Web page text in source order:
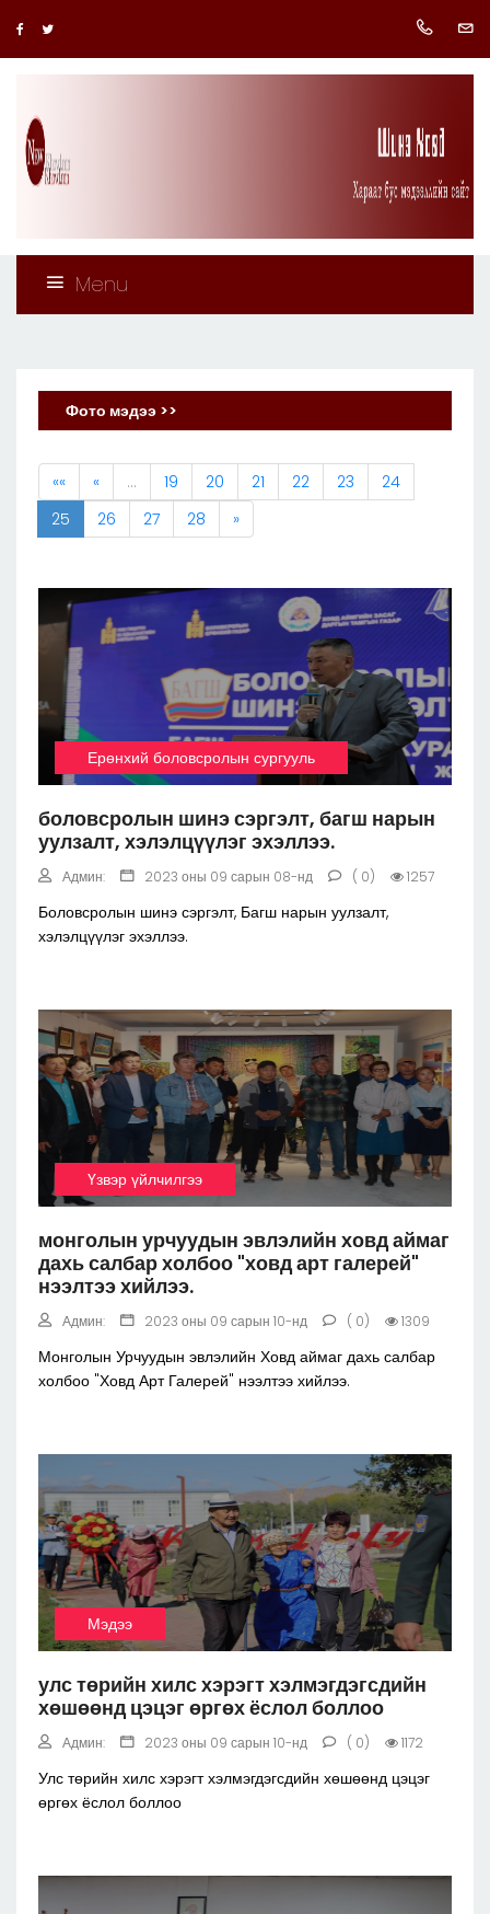
Menu
Фото мэдээ >>
«« « … 19 20 21 22 23
24
25
26 27 28 »
Ерөнхий боловсролын сургууль
боловсролын шинэ сэргэлт, багш нарын
уулзалт, хэлэлцүүлэг эхэллээ.
Админ: 2023 оны 09 сарын 08-нд ( 0) 1257
Боловсролын шинэ сэргэлт, Багш нарын уулзалт,
хэлэлцүүлэг эхэллээ.
Үзвэр үйлчилгээ
монголын урчуудын эвлэлийн ховд аймаг
дахь салбар холбоо "ховд арт галерей"
нээлтээ хийлээ.
Админ: 2023 оны 09 сарын 10-нд ( 0) 1309
Монголын Урчуудын эвлэлийн Ховд аймаг дахь салбар
холбоо "Ховд Арт Галерей" нээлтээ хийлээ.
Мэдээ
улс төрийн хилс хэрэгт хэлмэгдэгсдийн
хөшөөнд цэцэг өргөх ёслол боллоо
Админ: 2023 оны 09 сарын 10-нд ( 0) 1172
Улс төрийн хилс хэрэгт хэлмэгдэгсдийн хөшөөнд цэцэг
өргөх ёслол боллоо